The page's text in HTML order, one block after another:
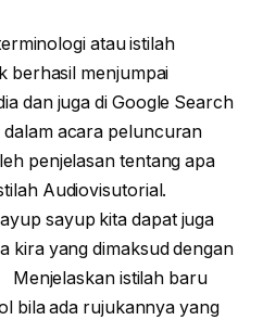
atau istilah
berhasil menjumpai
dan juga di Google Search
acara peluncuran
penjelasan tentang apa
Audiovisutorial.
sayup kita dapat juga
kira yang dimaksud dengan
istilah baru
bila ada rujukannya yang